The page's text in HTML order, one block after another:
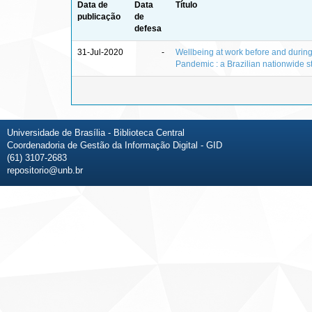
Data de
publicação
Data
de
defesa
Título
31-Jul-2020 -
Wellbeing at work before and
Pandemic : a Brazilian nationwide
Universidade de Brasília - Biblioteca Central
Coordenadoria de Gestão da Informação Digital - GID
(61) 3107-2683
repositorio@unb.br